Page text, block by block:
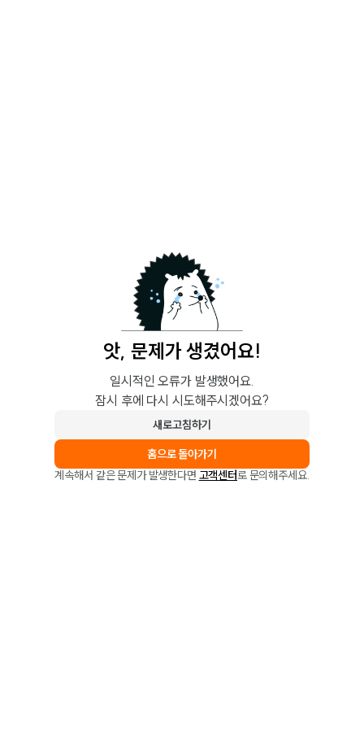
앗, 문제가 생겼어요!
일시적인 오류가 발생했어요.
잠시 후에 다시 시도해주시겠어요?
새로고침하기
홈으로 돌아가기
계속해서 같은 문제가 발생한다면 고객센터로 문의해주세요.